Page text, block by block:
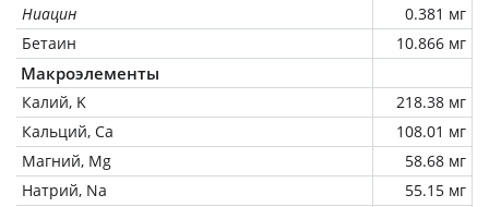
Ниацин
0.381 мг
Бетаин
10.866 мг
Макроэлементы
Калий, K
218.38 мг
Кальций, Ca
108.01 мг
Магний, Mg
58.68 мг
Натрий, Na
55.15 мг